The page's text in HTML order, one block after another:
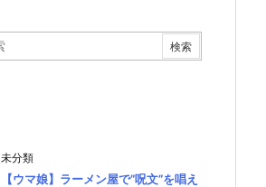
未分類
【ウマ娘】ラーメン屋で”呪文”を唱え